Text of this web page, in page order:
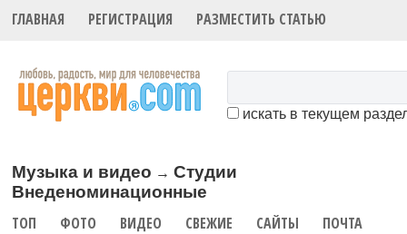
ГЛАВНАЯ РЕГИСТРАЦИЯ РАЗМЕСТИТЬ СТАТЬЮ
искать в текущем
Музыка и видео →Студии
Внеденоминационные
ТОП ФОТО ВИДЕО СВЕЖИЕ САЙТЫ ПОЧТА